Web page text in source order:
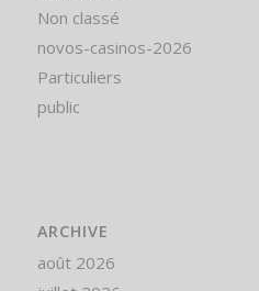
Non classé
novos-casinos-2026
Particuliers
public
ARCHIVE
août 2026